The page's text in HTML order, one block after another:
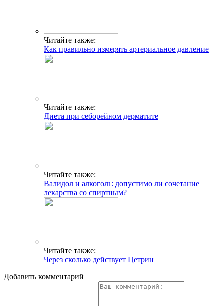
Читайте также:
Как правильно измерять артериальное давление
Читайте также:
Диета при себорейном дерматите
Читайте также:
Валидол и алкоголь: допустимо ли сочетание
лекарства со спиртным?
Читайте также:
Через сколько действует Цетрин
Добавить комментарий